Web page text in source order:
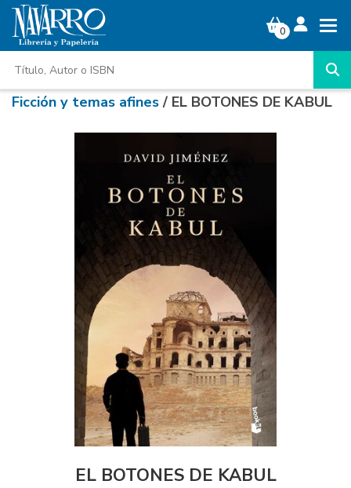
0
Ficción y temas afines/ EL BOTONES DE KABUL
EL BOTONES DE KABUL